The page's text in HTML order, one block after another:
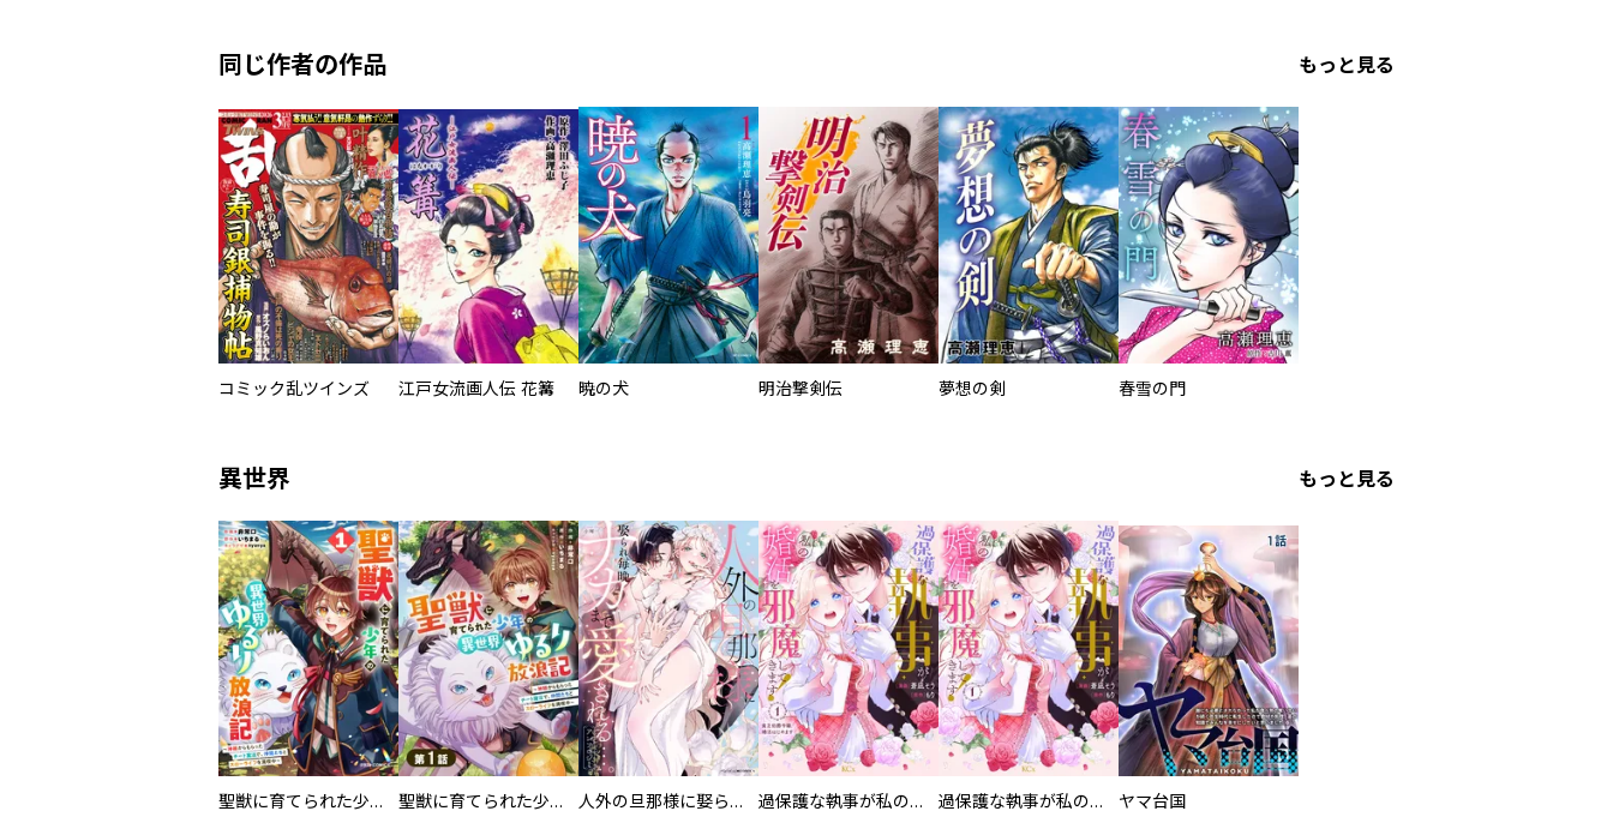
同じ作者の作品 もっと見る
コミック乱ツインズ 江戸女流画人伝 花篝 暁の犬 明治撃剣伝 夢想の剣 春雪の門
異世界 もっと見る
聖獣に育てられた少年の異世界ゆるり放浪記～神様からもらったチート魔法で、仲間たちとスローライフを満喫中～ 聖獣に育てられた少年の異世界ゆるり放浪記～神様からもらったチート魔法で、仲間たちとスローライフを満喫中～【分冊版】 人外の旦那様に娶られ毎晩ナカまで愛される…。アンソロジー 過保護な執事が私の婚活を邪魔してきます！ 分冊版 過保護な執事が私の婚活を邪魔してきます！ ヤマ台国